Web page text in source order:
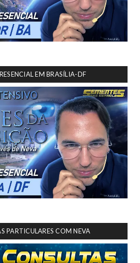
EM BRASÍLIA-DF
PARTICULARES COM NEVA